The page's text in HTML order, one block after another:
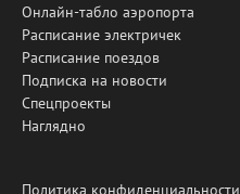
Онлайн-табло аэропорта
Расписание электричек
Расписание поездов
Подписка на новости
Спецпроекты
Наглядно
Политика конфиденциальности